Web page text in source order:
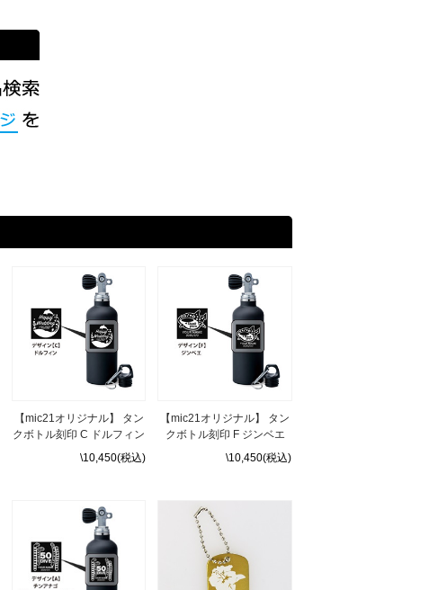
【mic21オリジナル】 タン
クボトル刻印 C ドルフィン
\10,450(税込)
【mic21オリジナル】 タン
クボトル刻印 F ジンベエ
\10,450(税込)